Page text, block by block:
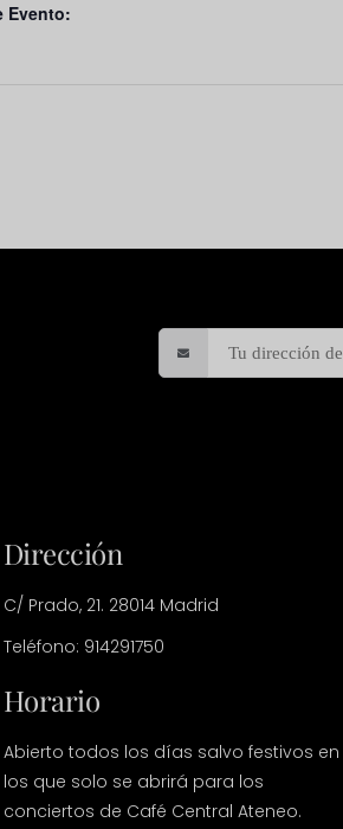
Evento:
Dirección
C/ Prado, 21. 28014 Madrid
Teléfono: 914291750
Horario
Abierto todos los días salvo festivos en
los que solo se abrirá para los
conciertos de Café Central Ateneo.